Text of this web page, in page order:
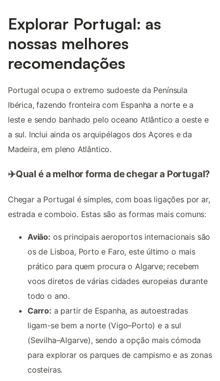
Explorar Portugal: as
nossas melhores
recomendações
Portugal ocupa o extremo sudoeste da Península
Ibérica, fazendo fronteira com Espanha a norte e a
leste e sendo banhado pelo oceano Atlântico a oeste e
a sul. Inclui ainda os arquipélagos dos Açores e da
Madeira, em pleno Atlântico.
✈️Qual é a melhor forma de chegar a Portugal?
Chegar a Portugal é simples, com boas ligações por ar,
estrada e comboio. Estas são as formas mais comuns:
Avião: os principais aeroportos internacionais são
os de Lisboa, Porto e Faro, este último o mais
prático para quem procura o Algarve; recebem
voos diretos de várias cidades europeias durante
todo o ano.
Carro: a partir de Espanha, as autoestradas
ligam-se bem a norte (Vigo–Porto) e a sul
(Sevilha–Algarve), sendo a opção mais cómoda
para explorar os parques de campismo e as zonas
costeiras.